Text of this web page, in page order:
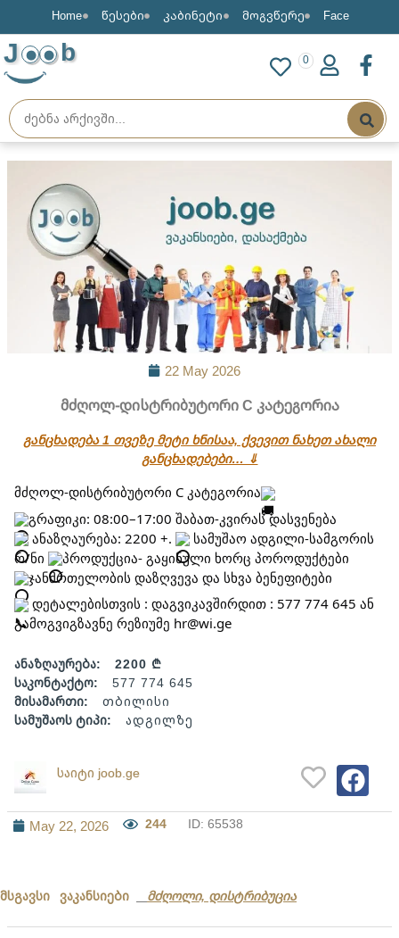
Home წესები კაბინეტი მოგვწერე Face
J b 0
22 May 2026
მძღოლ-დისტრიბუტორი C კატეგორია
განცხადება 1 თვეზე მეტი ხნისაა, ქვევით ნახეთ ახალი
განცხადებები… ⇓
მძღოლ-დისტრიბუტორი C კატეგორია
გრაფიკი: 08:00–17:00 შაბათ-კვირას დასვენება
ანაზღაურება: 2200 +.
სამუშაო ადგილი-სამგორის
რ/ნი
პროდუქცია- გაყინული ხორც პოროდუქტები
ჯანმრთელობის დაზღვევა და სხვა ბენეფიტები
დეტალებისთვის : დაგვიკავშირდით : 577 774 645 ან
გამოგვიგზავნე რეზიუმე hr@wi.ge
ანაზღაურება:
2200 ₾
საკონტაქტო:
577 774 645
მისამართი:
თბილისი
სამუშაოს ტიპი:
ადგილზე
საიტი joob.ge
May 22, 2026 244 ID: 65538
მსგავსი ვაკანსიები მძღოლი, დისტრიბუცია